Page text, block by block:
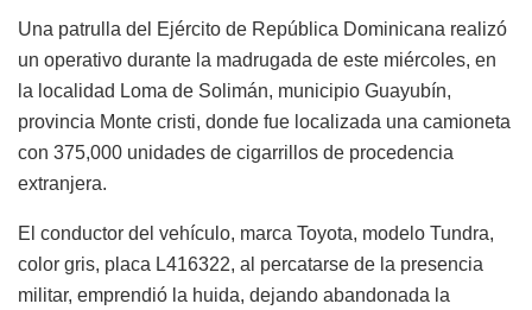
Una patrulla del Ejército de República Dominicana realizó
un operativo durante la madrugada de este miércoles, en
la localidad Loma de Solimán, municipio Guayubín,
provincia Monte cristi, donde fue localizada una camioneta
con 375,000 unidades de cigarrillos de procedencia
extranjera.
El conductor del vehículo, marca Toyota, modelo Tundra,
color gris, placa L416322, al percatarse de la presencia
militar, emprendió la huida, dejando abandonada la